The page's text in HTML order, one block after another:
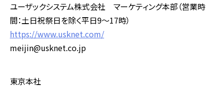
ユーザックシステム株式会社 マーケティング本部（営業時
間：土日祝祭日を除く平日9～17時）
https://www.usknet.com/
meijin@usknet.co.jp
東京本社